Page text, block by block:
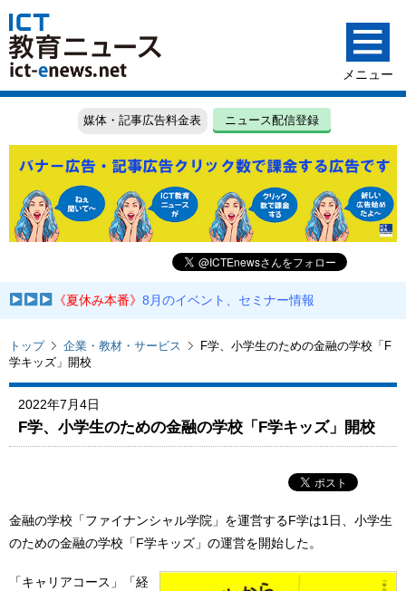
媒体・記事広告料金表 ニュース配信登録
《夏休み本番》8月のイベント、セミナー情報
トップ 企業・教材・サービス
F学、小学生のための金融の学校「F
学キッズ」開校
2022年7月4日
F学、小学生のための金融の学校「F学キッズ」開校
金融の学校「ファイナンシャル学院」を運営するF学は1日、小学生
のための金融の学校「F学キッズ」の運営を開始した。
「キャリアコース」「経